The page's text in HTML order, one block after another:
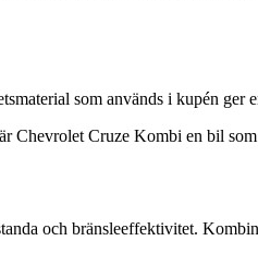
som används i kupén ger
Chevrolet Cruze Kombi en bil
och bränsleeffektivitet.